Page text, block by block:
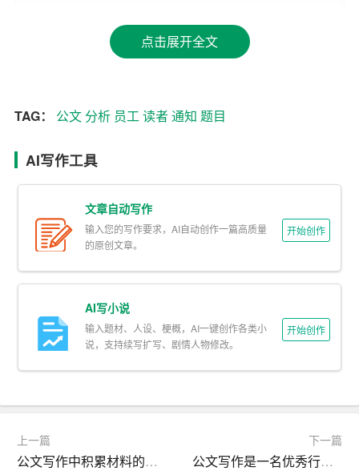
3. 事件：指明具体的事务或活动，如“培训”、“会议”、“招
标”等。
4. 紧急程度：如需特别强调的，可注明“紧急”、“特急”等。
5. 文种：如“通知”、“通报”、“公告”等。
写作技巧
在掌握了题目要素后，我们应关注以下写作技巧：
1. 简洁明了：题目要尽量简短，避免冗长和复杂的表达。
2. 语义清晰：用词要准确，避免含糊不清的词汇。
3. 逻辑性强：题目要符合逻辑顺序，先说明目的，再介绍
4. 规范格式：遵循公文写作的规范格式，注意排版和标
识。
点击展开全文
TAG： 公文 分析 员工读者通知 题目
AI写作工具
文章自动写作
输入您的写作要求，AI自动创作一篇高质量
的原创文章。
开始创作
AI写小说
输入题材、人设、梗概，AI一键创作各类小
说，支持续写扩写、剧情人物修改。
开始创作
上一篇
公文写作中积累材料的方法如何收集并系统化素材
下一篇
公文写作是一名优秀行政人员的必备技能